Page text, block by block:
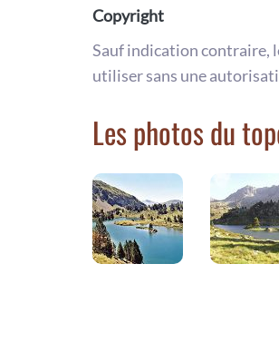
Copyright
Sauf indication contraire,
utiliser sans une
Les photos du